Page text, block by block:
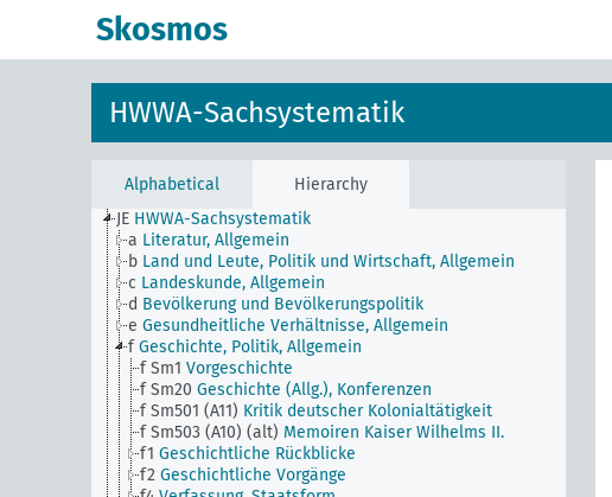
Skosmos
HWWA-Sachsystematik
Alphabetical
Hierarchy
JE HWWA-Sachsystematik
a Literatur, Allgemein
b Land und Leute, Politik und Wirtschaft, Allgemein
c Landeskunde, Allgemein
d Bevölkerung und Bevölkerungspolitik
e Gesundheitliche Verhältnisse, Allgemein
f Geschichte, Politik, Allgemein
f Sm1 Vorgeschichte
f Sm20 Geschichte (Allg.), Konferenzen
f Sm501 (A11) Kritik deutscher Kolonialtätigkeit
f Sm503 (A10) (alt) Memoiren Kaiser Wilhelms II.
f1 Geschichtliche Rückblicke
f2 Geschichtliche Vorgänge